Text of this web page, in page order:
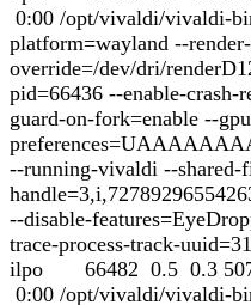
0:00 /opt/vivaldi/vivaldi-
platform=wayland --
override=/dev/dri/
pid=66436 --enable-crash-
guard-on-fork=enable --
--running-vivaldi --
--disable-
trace-process-track-
ilpo 66482 0.5 0.3
0:00 /opt/vivaldi/vivaldi-